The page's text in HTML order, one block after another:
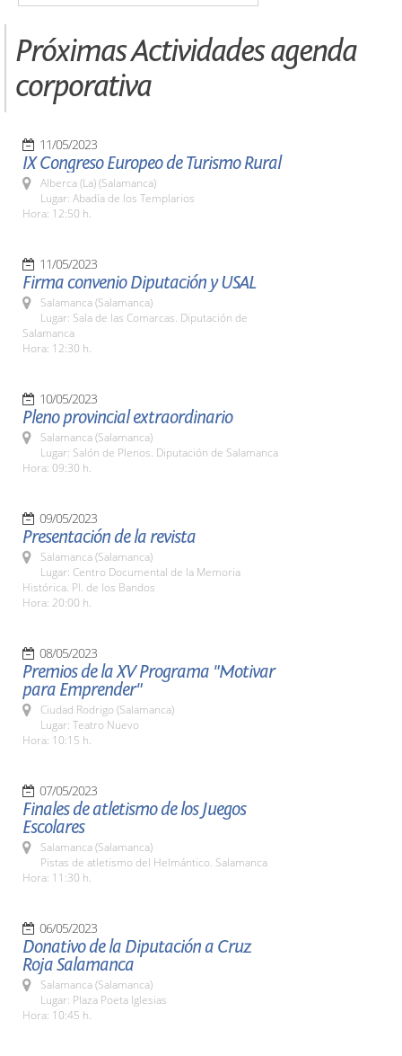
Próximas Actividades agenda
corporativa
11/05/2023
IX Congreso Europeo de Turismo Rural
Alberca (La) (Salamanca)
Lugar: Abadía de los Templarios
Hora: 12:50 h.
11/05/2023
Firma convenio Diputación y USAL
Salamanca (Salamanca)
Lugar: Sala de las Comarcas. Diputación de
Salamanca
Hora: 12:30 h.
10/05/2023
Pleno provincial extraordinario
Salamanca (Salamanca)
Lugar: Salón de Plenos. Diputación de Salamanca
Hora: 09:30 h.
09/05/2023
Presentación de la revista
Salamanca (Salamanca)
Lugar: Centro Documental de la Memoria
Histórica. Pl. de los Bandos
Hora: 20:00 h.
08/05/2023
Premios de la XV Programa "Motivar
para Emprender"
Ciudad Rodrigo (Salamanca)
Lugar: Teatro Nuevo
Hora: 10:15 h.
07/05/2023
Finales de atletismo de los Juegos
Escolares
Salamanca (Salamanca)
Pistas de atletismo del Helmántico. Salamanca
Hora: 11:30 h.
06/05/2023
Donativo de la Diputación a Cruz
Roja Salamanca
Salamanca (Salamanca)
Lugar: Plaza Poeta Iglesias
Hora: 10:45 h.